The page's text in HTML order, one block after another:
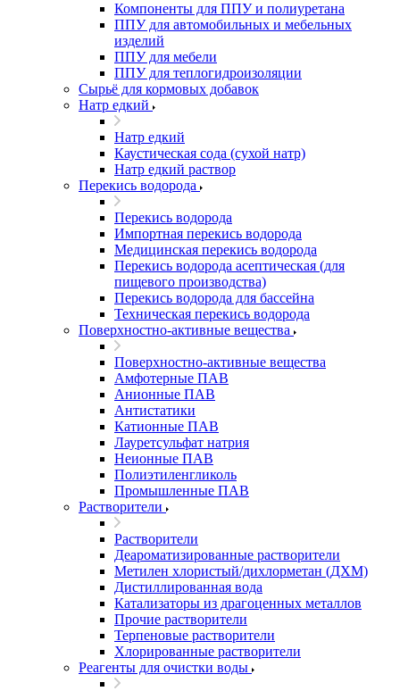
Компоненты для ППУ и полиуретана
ППУ для автомобильных и мебельных
изделий
ППУ для мебели
ППУ для теплогидроизоляции
Сырьё для кормовых добавок
Натр едкий
Натр едкий
Каустическая сода (сухой натр)
Натр едкий раствор
Перекись водорода
Перекись водорода
Импортная перекись водорода
Медицинская перекись водорода
Перекись водорода асептическая (для
пищевого производства)
Перекись водорода для бассейна
Техническая перекись водорода
Поверхностно-активные вещества
Поверхностно-активные вещества
Амфотерные ПАВ
Анионные ПАВ
Антистатики
Катионные ПАВ
Лауретсульфат натрия
Неионные ПАВ
Полиэтиленгликоль
Промышленные ПАВ
Растворители
Растворители
Деароматизированные растворители
Метилен хлористый/дихлорметан (ДХМ)
Дистиллированная вода
Катализаторы из драгоценных металлов
Прочие растворители
Терпеновые растворители
Хлорированные растворители
Реагенты для очистки воды